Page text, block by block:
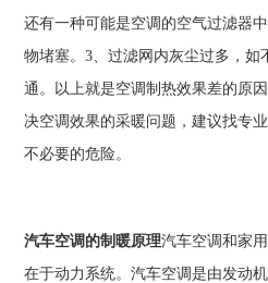
还有一种可能是空调的空气过滤器
物堵塞。3、过滤网内灰尘过多，如
通。以上就是空调制热效果差的原
决空调效果的采暖问题，建议找专
不必要的危险。
汽车空调的制暖原理汽车空调和家
在于动力系统。汽车空调是由发动